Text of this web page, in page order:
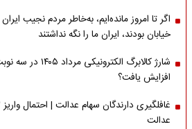
اگر تا امروز مانده‌ایم، به‌خاطر مردم نجیب
خیابان بودند، ایران ما را نگه نداشتند
شارژ کالابرگ
افزایش یافت؟
عدالت